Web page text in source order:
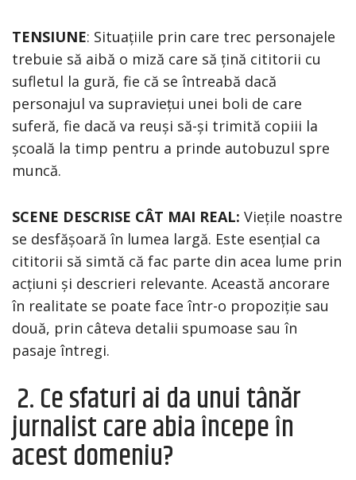
TENSIUNE: Situațiile prin care trec personajele
trebuie să aibă o miză care să țină cititorii cu
sufletul la gură, fie că se întreabă dacă
personajul va supraviețui unei boli de care
suferă, fie dacă va reuși să-și trimită copiii la
școală la timp pentru a prinde autobuzul spre
muncă.
SCENE DESCRISE CÂT MAI REAL: Viețile noastre
se desfășoară în lumea largă. Este esențial ca
cititorii să simtă că fac parte din acea lume prin
acțiuni și descrieri relevante. Această ancorare
în realitate se poate face într-o propoziție sau
două, prin câteva detalii spumoase sau în
pasaje întregi.
2. Ce sfaturi ai da unui tânăr
jurnalist care abia începe în
acest domeniu?